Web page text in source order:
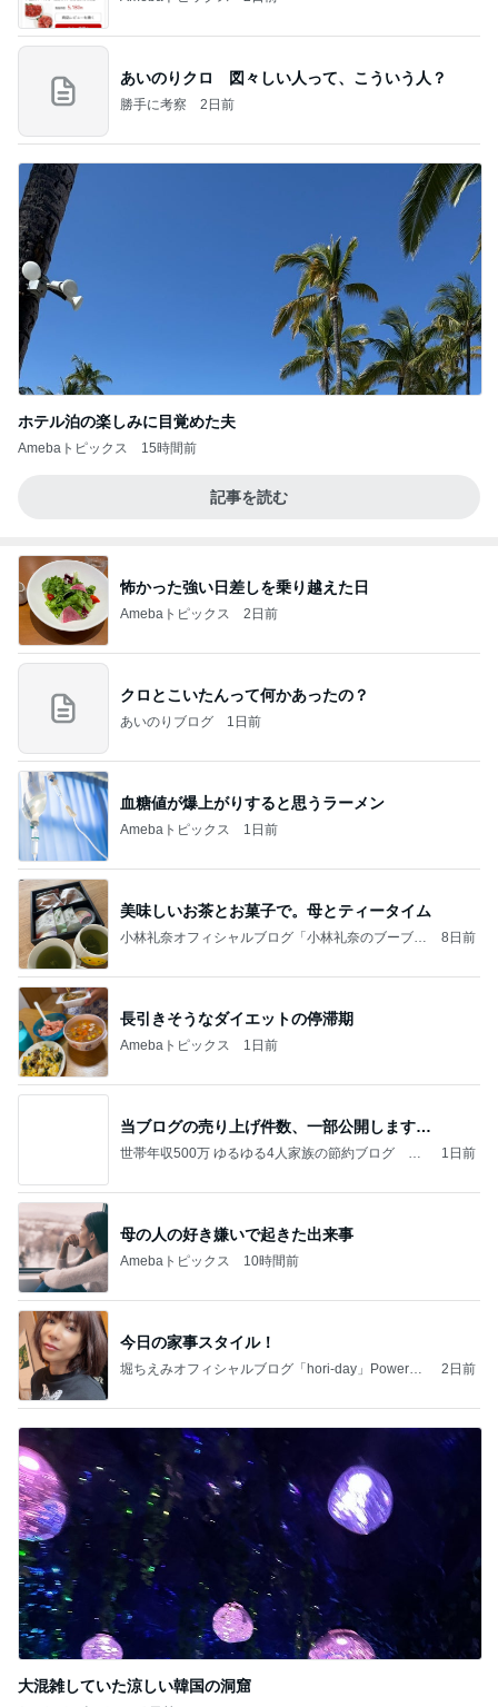
あいのりクロ 図々しい人って、こういう人？
勝手に考察 2日前
ホテル泊の楽しみに目覚めた夫
Amebaトピックス 15時間前
記事を読む
怖かった強い日差しを乗り越えた日
Amebaトピックス 2日前
クロとこいたんって何かあったの？
あいのりブログ 1日前
血糖値が爆上がりすると思うラーメン
Amebaトピックス 1日前
美味しいお茶とお菓子で。母とティータイム
小林礼奈オフィシャルブログ「小林礼奈のブーブー
8日前
長引きそうなダイエットの停滞期
Amebaトピックス 1日前
当ブログの売り上げ件数、一部公開します…
世帯年収500万 ゆるゆる4人家族の節約ブログ 〜
1日前
母の人の好き嫌いで起きた出来事
Amebaトピックス 10時間前
今日の家事スタイル！
堀ちえみオフィシャルブログ「hori-day」Powered
2日前
大混雑していた涼しい韓国の洞窟